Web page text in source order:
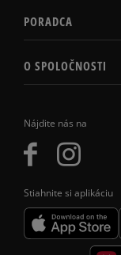
Nájdite nás na
Stiahnite si aplikáciu
PORADCA
O SPOLOČNOSTI